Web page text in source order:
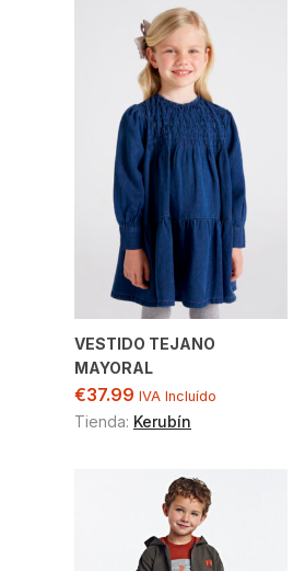
VESTIDO TEJANO
MAYORAL
€37.99 IVA Incluído
Tienda: Kerubín